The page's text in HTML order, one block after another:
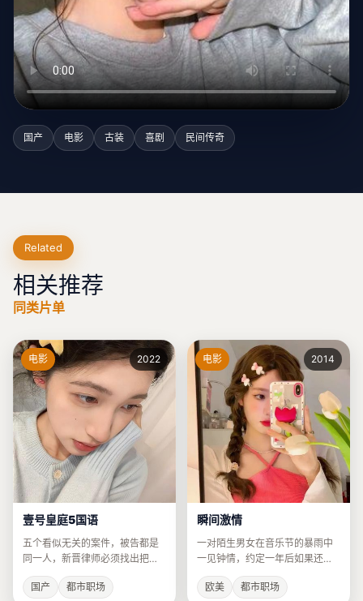
国产 电影 古装 喜剧 民间传奇
Related
相关推荐
同类片单
电影 2022
壹号皇庭5国语
五个看似无关的案件，被告都是
同一人，新晋律师必须找出把所
有人串起来的真凶。
国产
都市职场
电影 2014
瞬间激情
一对陌生男女在音乐节的暴雨中
一见钟情，约定一年后如果还能
相遇就在一起。
欧美
都市职场